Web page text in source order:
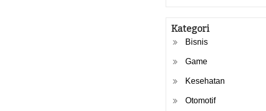
Kategori
Bisnis
Game
Kesehatan
Otomotif